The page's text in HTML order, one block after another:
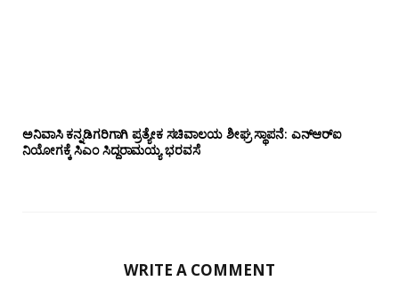
ಅನಿವಾಸಿ ಕನ್ನಡಿಗರಿಗಾಗಿ ಪ್ರತ್ಯೇಕ ಸಚಿವಾಲಯ ಶೀಘ್ರ ಸ್ಥಾಪನೆ: ಎನ್‌ಆರ್‌ಐ
ನಿಯೋಗಕ್ಕೆ ಸಿಎಂ ಸಿದ್ದರಾಮಯ್ಯ ಭರವಸೆ
WRITE A COMMENT